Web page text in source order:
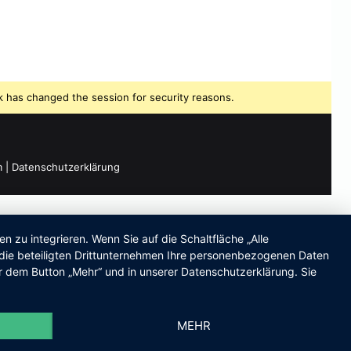
has changed the session for security reasons.
Datenschutzerklärung
zu integrieren. Wenn Sie auf die Schaltfläche „Alle
beteiligten Drittunternehmen Ihre personenbezogenen Daten
Button „Mehr“ und in unserer Datenschutzerklärung. Sie
MEHR